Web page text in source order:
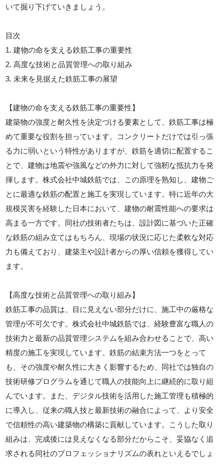
いて掘り下げていきましょう。
目次
1. 建物の命を支える鉄筋工事の重要性
2. 高度な技術と品質管理への取り組み
3. 未来を見据えた鉄筋工事の展望
【建物の命を支える鉄筋工事の重要性】
建築物の強度と耐久性を決定づける要素として、鉄筋工事は極
めて重要な役割を担っています。コンクリートだけでは引っ張
る力に弱いという特性がありますが、鉄筋を適切に配置するこ
とで、建物は地震や強風などの外力に対して強靭な抵抗力を発
揮します。株式会社中城鉄筋では、この原理を熟知し、建物ご
とに最適な鉄筋の配置と施工を実現しています。特に近年の大
規模災害を経験した日本において、建物の耐震性能への要求は
高まる一方です。同社の技術者たちは、設計図に基づいた正確
な鉄筋の組み立てはもちろん、現場の状況に応じた柔軟な対応
力も備えており、建築主や設計者からの厚い信頼を獲得してい
ます。
【高度な技術と品質管理への取り組み】
鉄筋工事の品質は、目に見えない部分だけに、施工中の厳格な
管理が不可欠です。株式会社中城鉄筋では、経験豊富な職人の
技術力と最新の品質管理システムを組み合わせることで、高い
精度の施工を実現しています。鉄筋の結束方法一つをとって
も、その強度や耐久性に大きく影響するため、同社では独自の
技術研修プログラムを通じて職人の技能向上に継続的に取り組
んでいます。また、デジタル技術を活用した施工管理も積極的
に導入し、従来の職人技と最新技術の融合によって、より安全
で信頼性の高い建築物の構築に貢献しています。こうした取り
組みは、完成後には見えなくなる部分だからこそ、妥協なく追
求される同社のプロフェッショナリズムの表れといえるでしょ